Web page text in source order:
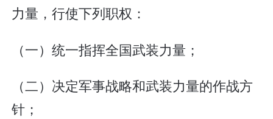
力量，行使下列职权：
（一）统一指挥全国武装力量；
（二）决定军事战略和武装力量的作战方
针；